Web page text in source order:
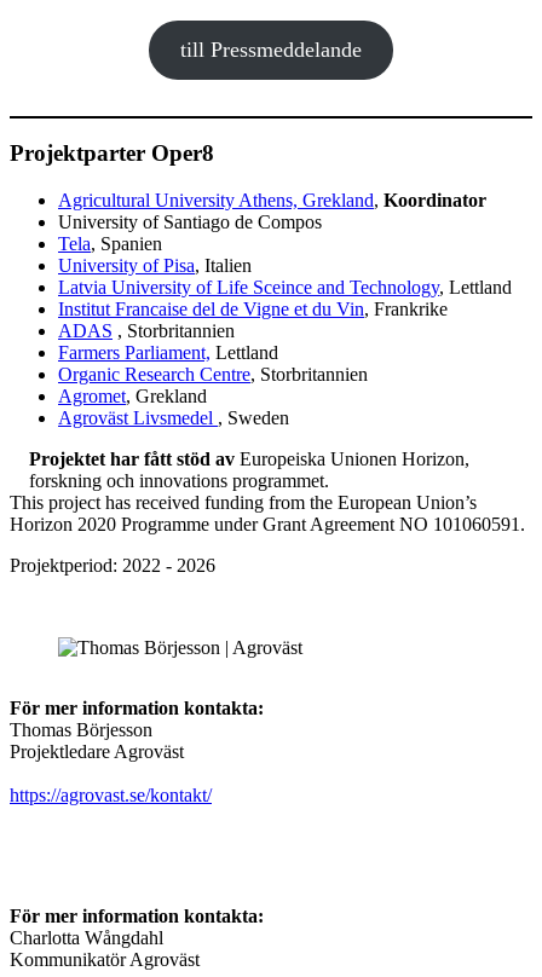
till Pressmeddelande
Projektparter Oper8
Agricultural University Athens, Grekland, Koordinator
University of Santiago de Compos
Tela, Spanien
University of Pisa, Italien
Latvia University of Life Sceince and Technology, Lettland
Institut Francaise del de Vigne et du Vin, Frankrike
ADAS , Storbritannien
Farmers Parliament, Lettland
Organic Research Centre, Storbritannien
Agromet, Grekland
Agroväst Livsmedel , Sweden
Projektet har fått stöd av Europeiska Unionen Horizon,
forskning och innovations programmet.
This project has received funding from the European Union’s
Horizon 2020 Programme under Grant Agreement NO 101060591.
Projektperiod: 2022 - 2026
För mer information kontakta:
Thomas Börjesson
Projektledare Agroväst
https://agrovast.se/kontakt/
För mer information kontakta:
Charlotta Wångdahl
Kommunikatör Agroväst